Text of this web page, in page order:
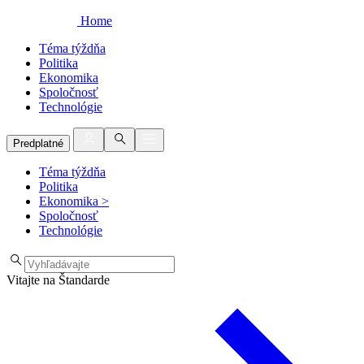
Home
Téma týždňa
Politika
Ekonomika
Spoločnosť
Technológie
Predplatné
Téma týždňa
Politika
Ekonomika >
Spoločnosť
Technológie
Vitajte na Štandarde